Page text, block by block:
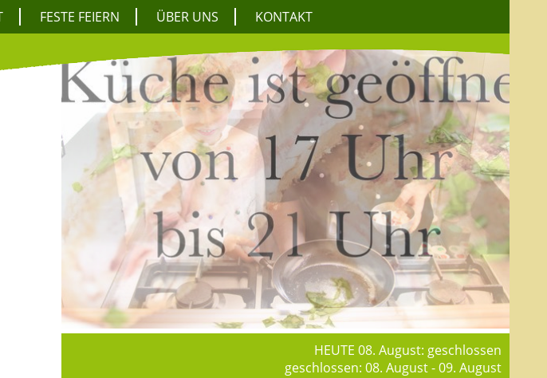
FESTE FEIERN ÜBER UNS KONTAKT
HEUTE 08. August: geschlossen
geschlossen: 08. August - 09. August